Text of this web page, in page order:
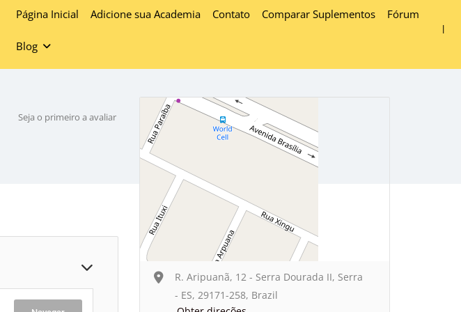
Página Inicial Adicione sua Academia Contato Comparar Suplementos Fórum
Blog
Seja o primeiro a avaliar
R. Aripuanã, 12 - Serra Dourada II, Serra
- ES, 29171-258, Brazil